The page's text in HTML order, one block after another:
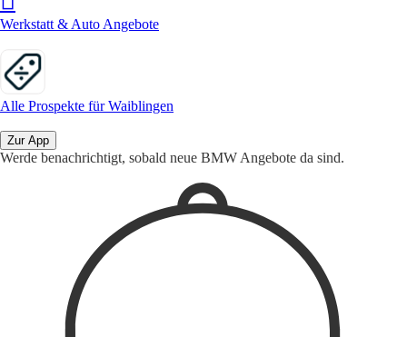
Werkstatt & Auto Angebote
Alle Prospekte für Waiblingen
Zur App
Werde benachrichtigt, sobald neue BMW Angebote da sind.